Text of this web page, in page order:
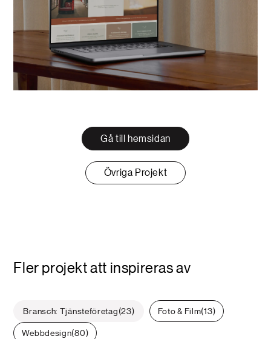
Gå till hemsidan
Övriga Projekt
Fler projekt att inspireras av
Bransch: Tjänsteföretag 23 Foto & Film 13
Webbdesign 80